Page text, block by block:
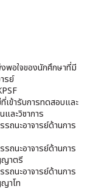
พอใจของนักศึกษาที่มี
รย์
เข้ารับการทดสอบและ
ละวิชาการ
ถนะอาจารย์ด้านการ
ถนะอาจารย์ด้านการ
ญาตรี
ถนะอาจารย์ด้านการ
าโท